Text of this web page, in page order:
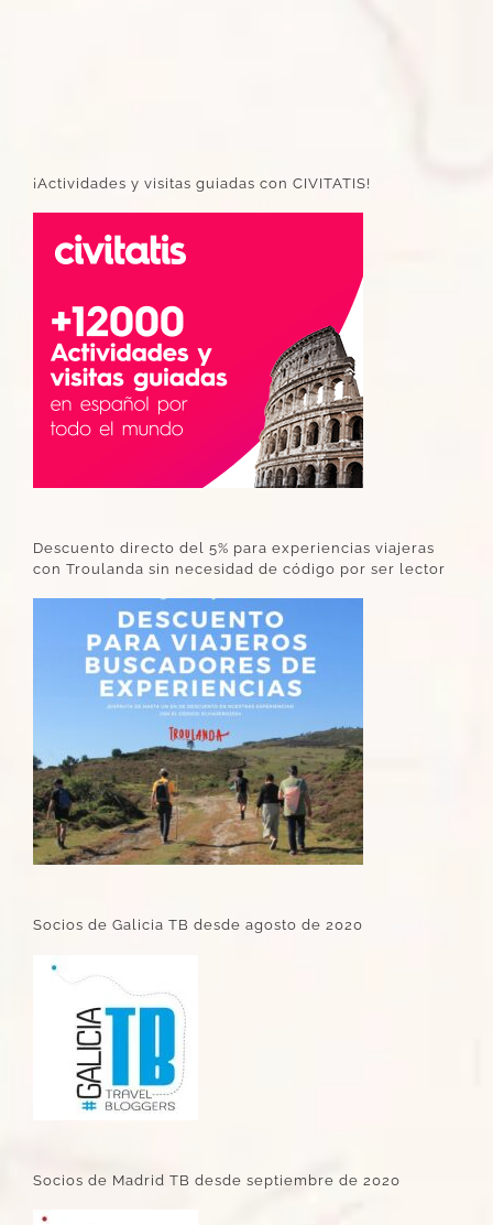
¡Actividades y visitas guiadas con CIVITATIS!
Descuento directo del 5% para experiencias viajeras
con Troulanda sin necesidad de código por ser lector
Socios de Galicia TB desde agosto de 2020
Socios de Madrid TB desde septiembre de 2020